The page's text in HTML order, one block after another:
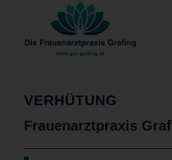
VERHÜTUNG
Frauenarztpraxis